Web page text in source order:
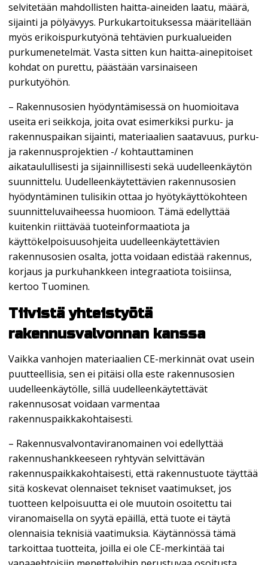
selvitetään mahdollisten haitta-aineiden laatu, määrä,
sijainti ja pölyävyys. Purkukartoituksessa määritellään
myös erikoispurkutyönä tehtävien purkualueiden
purkumenetelmät. Vasta sitten kun haitta-ainepitoiset
kohdat on purettu, päästään varsinaiseen
purkutyöhön.
– Rakennusosien hyödyntämisessä on huomioitava
useita eri seikkoja, joita ovat esimerkiksi purku- ja
rakennuspaikan sijainti, materiaalien saatavuus, purku-
ja rakennusprojektien -/ kohtauttaminen
aikataulullisesti ja sijainnillisesti sekä uudelleenkäytön
suunnittelu. Uudelleenkäytettävien rakennusosien
hyödyntäminen tulisikin ottaa jo hyötykäyttökohteen
suunnitteluvaiheessa huomioon. Tämä edellyttää
kuitenkin riittävää tuoteinformaatiota ja
käyttökelpoisuusohjeita uudelleenkäytettävien
rakennusosien osalta, jotta voidaan edistää rakennus,
korjaus ja purkuhankkeen integraatiota toisiinsa,
kertoo Tuominen.
Tiivistä yhteistyötä
rakennusvalvonnan kanssa
Vaikka vanhojen materiaalien CE-merkinnät ovat usein
puutteellisia, sen ei pitäisi olla este rakennusosien
uudelleenkäytölle, sillä uudelleenkäytettävät
rakennusosat voidaan varmentaa
rakennuspaikkakohtaisesti.
– Rakennusvalvontaviranomainen voi edellyttää
rakennushankkeeseen ryhtyvän selvittävän
rakennuspaikkakohtaisesti, että rakennustuote täyttää
sitä koskevat olennaiset tekniset vaatimukset, jos
tuotteen kelpoisuutta ei ole muutoin osoitettu tai
viranomaisella on syytä epäillä, että tuote ei täytä
olennaisia teknisiä vaatimuksia. Käytännössä tämä
tarkoittaa tuotteita, joilla ei ole CE-merkintää tai